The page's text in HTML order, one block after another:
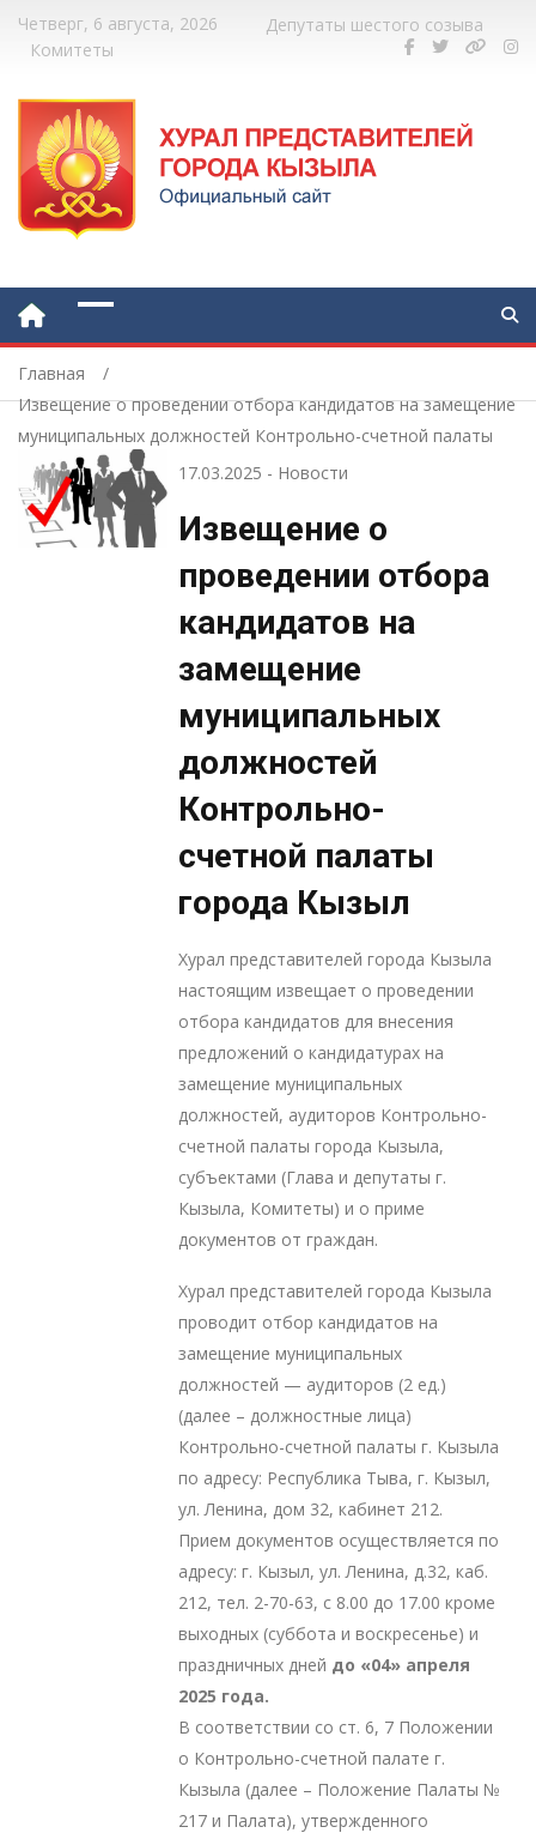
Четверг, 6 августа, 2026
Депутаты шестого созыва
Комитеты
Главная
Извещение о проведении отбора кандидатов на замещение
муниципальных должностей Контрольно-счетной палаты
города Кызыл
17.03.2025 - Новости
Извещение о
проведении отбора
кандидатов на
замещение
муниципальных
должностей
Контрольно-
счетной палаты
города Кызыл
Хурал представителей города Кызыла
настоящим извещает о проведении
отбора кандидатов для внесения
предложений о кандидатурах на
замещение муниципальных
должностей, аудиторов Контрольно-
счетной палаты города Кызыла,
субъектами (Глава и депутаты г.
Кызыла, Комитеты) и о приме
документов от граждан.
Хурал представителей города Кызыла
проводит отбор кандидатов на
замещение муниципальных
должностей — аудиторов (2 ед.)
(далее – должностные лица)
Контрольно-счетной палаты г. Кызыла
по адресу: Республика Тыва, г. Кызыл,
ул. Ленина, дом 32, кабинет 212.
Прием документов осуществляется по
адресу: г. Кызыл, ул. Ленина, д.32, каб.
212, тел. 2-70-63, с 8.00 до 17.00 кроме
выходных (суббота и воскресенье) и
праздничных дней до «04» апреля
2025 года.
В соответствии со ст. 6, 7 Положении
о Контрольно-счетной палате г.
Кызыла (далее – Положение Палаты №
217 и Палата), утвержденного